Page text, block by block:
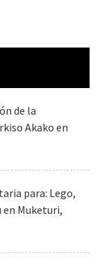
de la
Akako en
para: Lego,
en Muketuri,